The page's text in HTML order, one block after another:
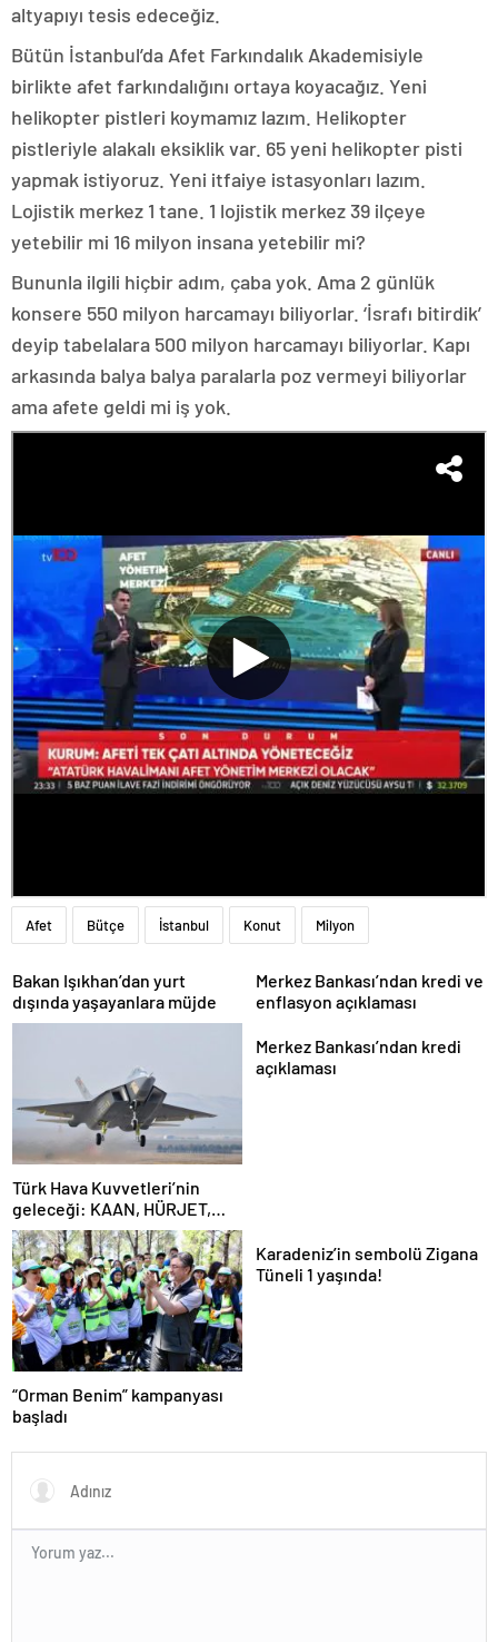
altyapıyı tesis edeceğiz.
Bütün İstanbul’da Afet Farkındalık Akademisiyle
birlikte afet farkındalığını ortaya koyacağız. Yeni
helikopter pistleri koymamız lazım. Helikopter
pistleriyle alakalı eksiklik var. 65 yeni helikopter pisti
yapmak istiyoruz. Yeni itfaiye istasyonları lazım.
Lojistik merkez 1 tane. 1 lojistik merkez 39 ilçeye
yetebilir mi 16 milyon insana yetebilir mi?
Bununla ilgili hiçbir adım, çaba yok. Ama 2 günlük
konsere 550 milyon harcamayı biliyorlar. ‘İsrafı bitirdik’
deyip tabelalara 500 milyon harcamayı biliyorlar. Kapı
arkasında balya balya paralarla poz vermeyi biliyorlar
ama afete geldi mi iş yok.
Afet Bütçe İstanbul Konut Milyon
Bakan Işıkhan’dan yurt
dışında yaşayanlara müjde
Merkez Bankası’ndan kredi ve
enflasyon açıklaması
Türk Hava Kuvvetleri’nin
geleceği: KAAN, HÜRJET,
GÖKBEY ve HÜRKÜŞ
Merkez Bankası’ndan kredi
açıklaması
“Orman Benim” kampanyası
başladı
Karadeniz’in sembolü Zigana
Tüneli 1 yaşında!